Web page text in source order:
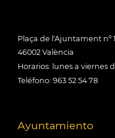
Plaça de l'Ajuntament nº 1
46002 València
Horarios: lunes a viernes
Teléfono: 963 52 54 78
Ayuntamiento